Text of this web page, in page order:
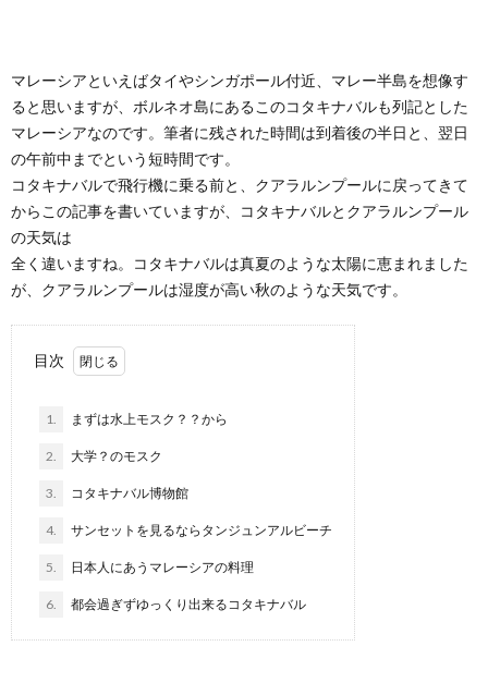
マレーシアといえばタイやシンガポール付近、マレー半島を想像す
ると思いますが、ボルネオ島にあるこのコタキナバルも列記とした
マレーシアなのです。筆者に残された時間は到着後の半日と、翌日
の午前中までという短時間です。
コタキナバルで飛行機に乗る前と、クアラルンプールに戻ってきて
からこの記事を書いていますが、コタキナバルとクアラルンプール
の天気は
全く違いますね。コタキナバルは真夏のような太陽に恵まれました
が、クアラルンプールは湿度が高い秋のような天気です。
目次
1. まずは水上モスク？？から
2. 大学？のモスク
3. コタキナバル博物館
4. サンセットを見るならタンジュンアルビーチ
5. 日本人にあうマレーシアの料理
6. 都会過ぎずゆっくり出来るコタキナバル